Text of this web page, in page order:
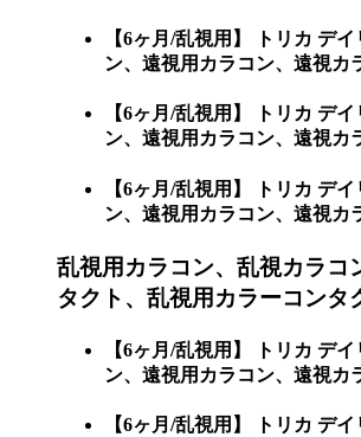
【6ヶ月/乱視用】 トリカ デ
ン、遠視用カラコン、遠視カ
【6ヶ月/乱視用】 トリカ デ
ン、遠視用カラコン、遠視カ
【6ヶ月/乱視用】 トリカ デ
ン、遠視用カラコン、遠視カ
乱視用カラコン、乱視カラコ
タクト、乱視用カラーコンタ
【6ヶ月/乱視用】 トリカ デ
ン、遠視用カラコン、遠視カ
【6ヶ月/乱視用】 トリカ デ